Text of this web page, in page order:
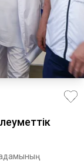
адамының